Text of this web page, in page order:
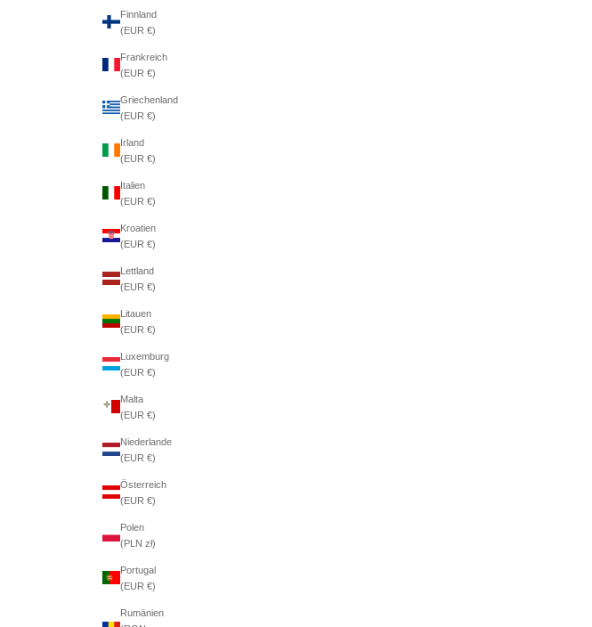
Finnland
(EUR €)
Frankreich
(EUR €)
Griechenland
(EUR €)
Irland
(EUR €)
Italien
(EUR €)
Kroatien
(EUR €)
Lettland
(EUR €)
Litauen
(EUR €)
Luxemburg
(EUR €)
Malta
(EUR €)
Niederlande
(EUR €)
Österreich
(EUR €)
Polen
(PLN zł)
Portugal
(EUR €)
Rumänien